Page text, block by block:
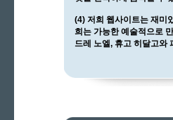
(4) 저희 웹사이트는 재미
희는 가능한 예술적으로
드레 노엘, 휴고 히달고와